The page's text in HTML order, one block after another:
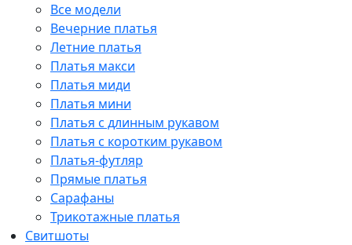
Все модели
Вечерние платья
Летние платья
Платья макси
Платья миди
Платья мини
Платья с длинным рукавом
Платья с коротким рукавом
Платья-футляр
Прямые платья
Сарафаны
Трикотажные платья
Свитшоты